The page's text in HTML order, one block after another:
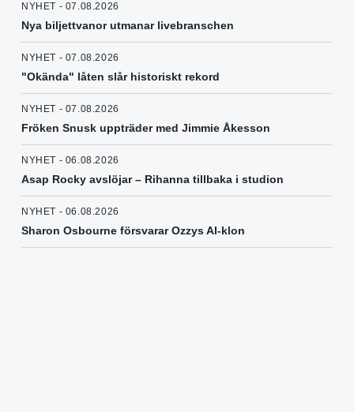
NYHET - 07.08.2026
Nya biljettvanor utmanar livebranschen
NYHET - 07.08.2026
"Okända" låten slår historiskt rekord
NYHET - 07.08.2026
Fröken Snusk uppträder med Jimmie Åkesson
NYHET - 06.08.2026
Asap Rocky avslöjar – Rihanna tillbaka i studion
NYHET - 06.08.2026
Sharon Osbourne försvarar Ozzys AI-klon